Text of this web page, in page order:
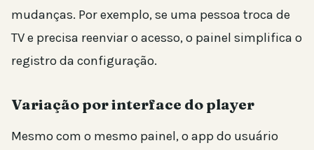
mudanças. Por exemplo, se uma pessoa troca de
TV e precisa reenviar o acesso, o painel simplifica o
registro da configuração.
Variação por interface do player
Mesmo com o mesmo painel, o app do usuário